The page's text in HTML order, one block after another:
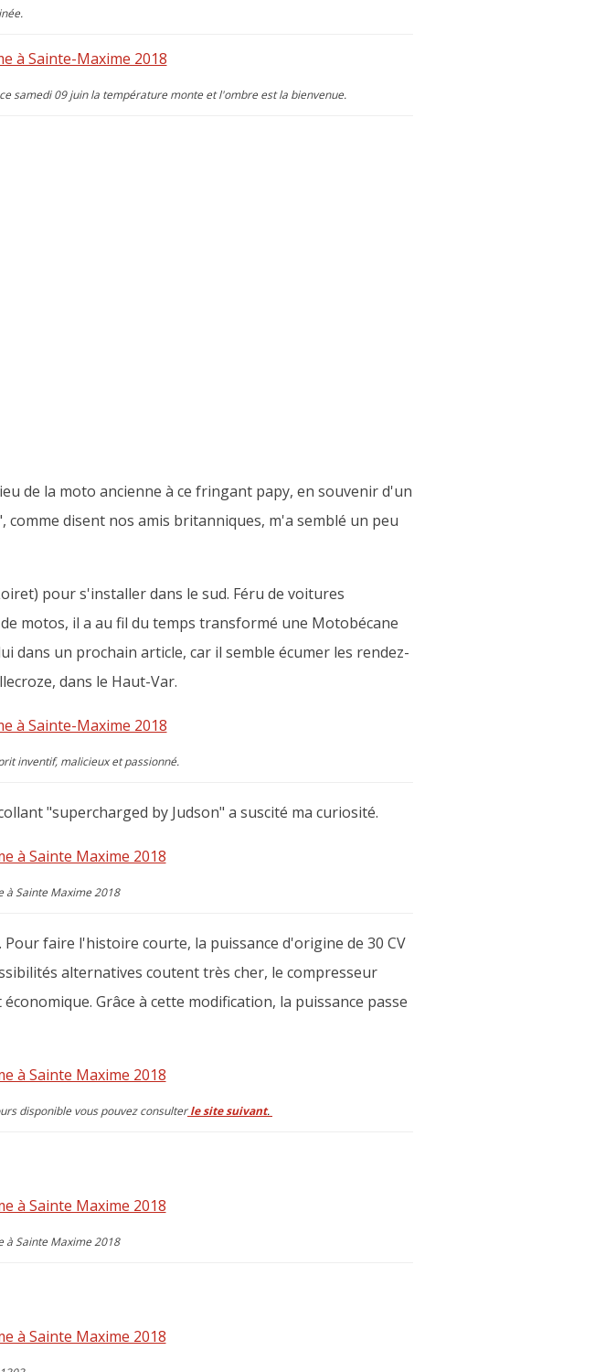
samedi 09 juin la température monte et l'ombre est la bienvenue.
de la moto ancienne à ce fringant papy, en souvenir d'un
disent nos amis britanniques, m'a semblé un peu
pour s'installer dans le sud. Féru de voitures
motos, il a au fil du temps transformé une Motobécane
dans un prochain article, car il semble écumer les rendez-
dans le Haut-Var.
inventif, malicieux et passionné.
"supercharged by Judson" a suscité ma curiosité.
à Sainte Maxime 2018
faire l'histoire courte, la puissance d'origine de 30 CV
alternatives coutent très cher, le compresseur
Grâce à cette modification, la puissance passe
disponible vous pouvez consulterle site suivant.
à Sainte Maxime 2018